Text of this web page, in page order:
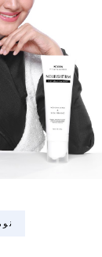
نومبر